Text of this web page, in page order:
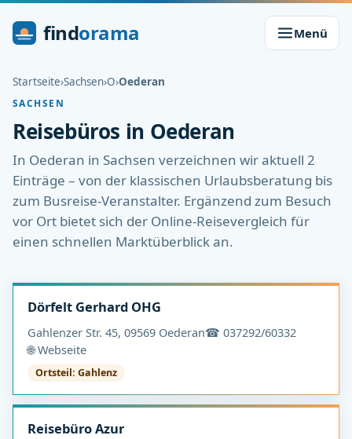
findorama Menü
Startseite›Sachsen›O›Oederan
SACHSEN
Reisebüros in Oederan
In Oederan in Sachsen verzeichnen wir aktuell 2
Einträge – von der klassischen Urlaubsberatung bis
zum Busreise-Veranstalter. Ergänzend zum Besuch
vor Ort bietet sich der Online-Reisevergleich für
einen schnellen Marktüberblick an.
Dörfelt Gerhard OHG
Gahlenzer Str. 45, 09569 Oederan☎ 037292/60332
🌐 Webseite
Ortsteil: Gahlenz
Reisebüro Azur